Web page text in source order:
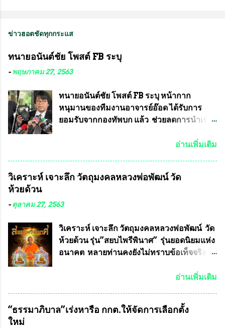
ข่าวฮอตชัดทุกกระแส
ทนายอนันต์ชัย โพสต์ FB ระบุ
- พฤษภาคม 27, 2563
ทนายอนันต์ชัย โพสต์ FB ระบุ หน้ากาก
หนุมานของทีมงานอาจารย์อ๊อด ได้รับการ
ยอมรับจากกองทัพบก แล้ว ช่วยลดการนำเข้า
เดช ทนายความชื่อดัง ได้โพสต์ข้อความใน
อาจารย์อ๊อด อาจารย์ประจำภาควิชาเคมี
มหาวิทยาลัยเกษตรศาสตร์ และทีมงานนักวิจัย
ทหาร ( หน้ากากหนุมาน ) ซึ่งทีมงานนักวิจัย
ของอาจารย์อ๊อด เล็งเห็นว่า หน้ากากป้องกัน
สารพิษทางทหาร ถ้าสามารถผลิตได้ใน
พิษทางทหารไม่ต้องนำเข้า ไม่ต้องเปลืองงบ
ประโยชน์อื่นอีกมากมาย อันจะเป็นประโยชน์
กับประเทศชาติอย่างยิ่ง ผมจะดีใจและภูมิใจ
อ่านเพิ่มเติม
วิเคราะห์ เจาะลึก วัตถุมงคลหลวงพ่อพัฒน์ วัด
ห้วยด้วน
-ตุลาคม 27, 2563
วิเคราะห์ เจาะลึก วัตถุมงคลหลวงพ่อพัฒน์ วัด
ห้วยด้วน รุ่น”สยบไพรีพินาศ” รุ่นยอดนิยมแห่ง
อนาคต หลายท่านคงยังไม่ทราบข้อเท็จจริงว่า
พระเครื่องพระบูชาไทย บรรจุให้มีในรายการ
หลวงพ่อคูณ และพระเครื่องหลวงปู่หมุน แต่
พระเครื่องหลวงพ่อคูณ มีเพียงบางรุ่นเท่านั้นที่
อ่านเพิ่มเติม
“ธรรมาภิบาล”เร่งหารือ กกต.ให้จัดการเลือกตั้ง
ใหม่